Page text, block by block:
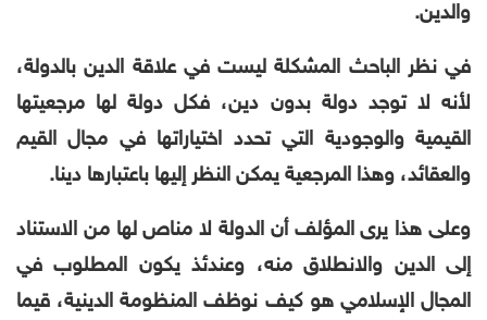
والدين.
في نظر الباحث المشكلة ليست في علاقة الدين بالدولة،
لأنه لا توجد دولة بدون دين، فكل دولة لها مرجعيتها
القيمية والوجودية التي تحدد اختياراتها في مجال القيم
والعقائد، وهذا المرجعية يمكن النظر إليها باعتبارها دينا.
وعلى هذا يرى المؤلف أن الدولة لا مناص لها من الاستناد
إلى الدين والانطلاق منه، وعندئذ يكون المطلوب في
المجال الإسلامي هو كيف نوظف المنظومة الدينية، قيما